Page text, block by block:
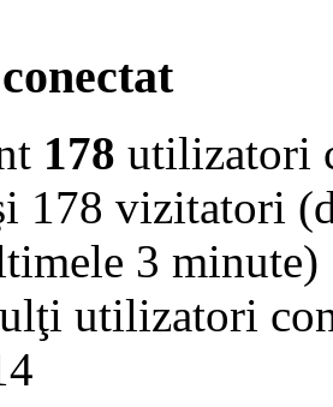
178 utilizatori
vizitatori
3 minute)
utilizatori